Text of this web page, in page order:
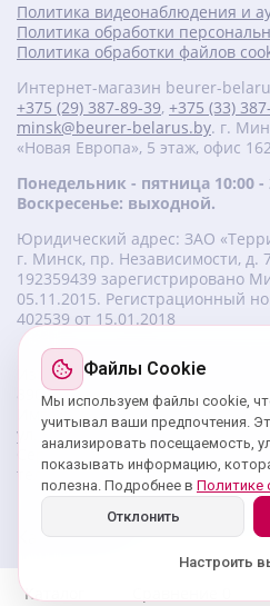
Политика видеонаблюдения и
Политика обработки
Политика обработки файлов
Интернет-магазин beurer-
+375 (29) 387-89-39, +375 (33)
minsk@beurer-belarus.by. г.
«Новая Европа», 5 этаж, офис
Понедельник - пятница 10:00 -
Воскресенье: выходной.
Юридический адрес: ЗАО
г. Минск, пр. Независимости, д.
‎192359439 зарегистрировано
05.11.2015. Регистрационный
402539 от 15.01.2018
Изготовитель beurer: Бойрер
89077-УЛМ, Германия.
Импортер: ЗАО «Территория
ул. 50 лет Победы, д. 8, пом. 56.
Сервисный центр: г. Минск, ул.
тел.: +375 29 180 89 39;
Карта сайта
Каталог
Файлы Cookie
Мы используем файлы cookie,
учитывал ваши предпочтения.
анализировать посещаемость,
показывать информацию,
полезна. Подробнее в Политике
Отклонить
Настроить